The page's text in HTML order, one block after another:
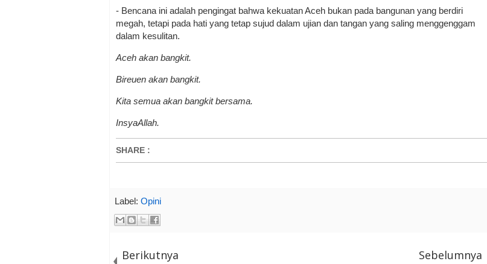
- Bencana ini adalah pengingat bahwa kekuatan Aceh bukan pada bangunan yang berdiri
megah, tetapi pada hati yang tetap sujud dalam ujian dan tangan yang saling menggenggam
dalam kesulitan.
Aceh akan bangkit.
Bireuen akan bangkit.
Kita semua akan bangkit bersama.
InsyaAllah.
SHARE :
Label: Opini
Berikutnya Sebelumnya